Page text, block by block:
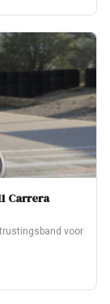
Carrera
voor